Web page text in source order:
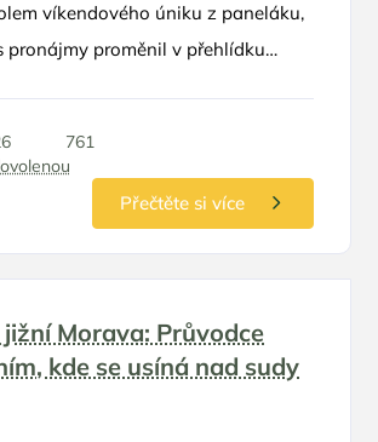
víkendového úniku z paneláku,
pronájmy proměnil v přehlídku
a spaní v proleželých postelích
Moderní objekty nabízejí komfort
hotelů, ale s bonusem
761
Přečtěte si více
Morava: Průvodce
kde se usíná nad sudy